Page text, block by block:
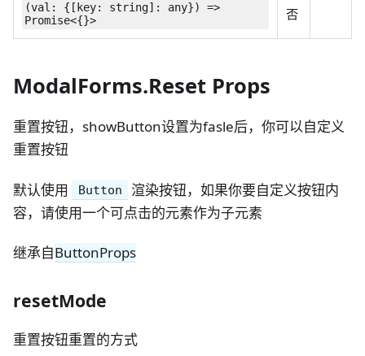
(val: {[key: string]: any}) =>
Promise<{}>
否
ModalForms.Reset Props
重置按钮，showButton设置为fasle后，你可以自定义
重置按钮
默认使用 Button
渲染按钮，如果你要自定义按钮内
容，请使用一个可点击的元素作为子元素
继承自ButtonProps
resetMode
重置按钮重置的方式